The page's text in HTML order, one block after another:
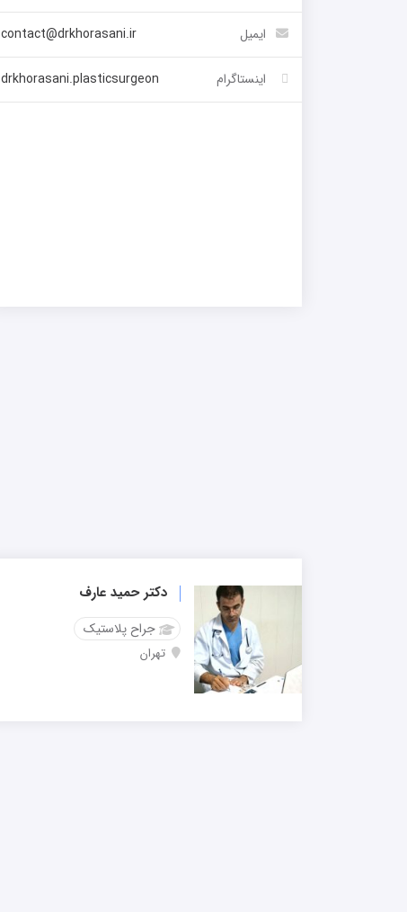
ایمیل contact@drkhorasani.ir
اینستاگرام drkhorasani.plasticsurgeon
دکتر حمید عارف
جراح پلاستیک
تهران